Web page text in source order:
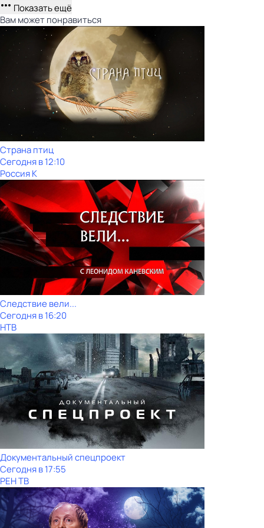
Показать ещё
Вам может понравиться
Страна птиц
Сегодня в 12:10
Россия К
Следствие вели...
Сегодня в 16:20
НТВ
Документальный спецпроект
Сегодня в 17:55
РЕН ТВ